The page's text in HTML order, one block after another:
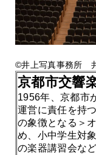
©井上写真事務所
京都市交響
1956年、京都市
運営に責任を持
の象徴となる＞
め、小中学生対
の楽器講習会な